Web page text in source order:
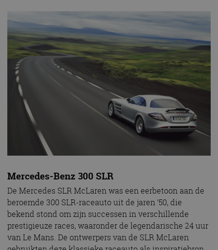
Mercedes-Benz 300 SLR
De Mercedes SLR McLaren was een eerbetoon aan de
beroemde 300 SLR-raceauto uit de jaren ’50, die
bekend stond om zijn successen in verschillende
prestigieuze races, waaronder de legendarische 24 uur
van Le Mans. De ontwerpers van de SLR McLaren